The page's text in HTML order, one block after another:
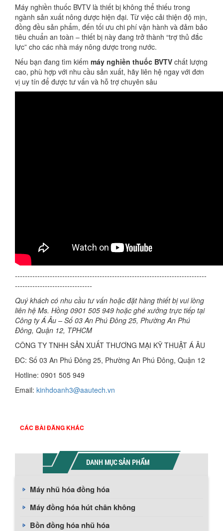
Máy nghiền thuốc BVTV là thiết bị không thể thiếu trong
ngành sản xuất nông dược hiện đại. Từ việc cải thiện độ mịn,
đồng đều sản phẩm, đến tối ưu chi phí vận hành và đảm bảo
tiêu chuẩn an toàn – thiết bị này đang trở thành “trợ thủ đắc
lực” cho các nhà máy nông dược trong nước.
Nếu bạn đang tìm kiếm máy nghiền thuốc BVTV chất lượng
cao, phù hợp với nhu cầu sản xuất, hãy liên hệ ngay với đơn
vị uy tín để được tư vấn và hỗ trợ chuyên sâu
-----------------------------------------------------------------------------
-------------------------------
Quý khách có nhu cầu tư vấn hoặc đặt hàng thiết bị vui lòng
liên hệ Ms. Hồng 0901 505 949 hoặc ghé xưởng trực tiếp tại
Công ty Á Âu – Số 03 An Phú Đông 25, Phường An Phú
Đông, Quận 12, TPHCM
CÔNG TY TNHH SẢN XUẤT THƯƠNG MẠI KỸ THUẬT Á ÂU
ĐC: Số 03 An Phú Đông 25, Phường An Phú Đông, Quận 12
Hotline: 0901 505 949
Email: kinhdoanh3@aautech.vn
CÁC BÀI ĐĂNG KHÁC
DANH MỤC SẢN PHẨM
Máy nhũ hóa đồng hóa
Máy đồng hóa hút chân không
Bồn đồng hóa nhũ hóa